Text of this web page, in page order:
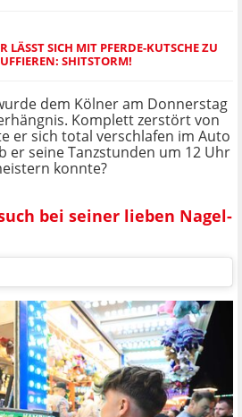
LÄSST SICH MIT PFERDE-KUTSCHE ZU
SHITSTORM!
dem Kölner am Donnerstag
Komplett zerstört von
er sich total verschlafen im Auto
er seine Tanzstunden um 12 Uhr
konnte?
bei seiner lieben Nagel-